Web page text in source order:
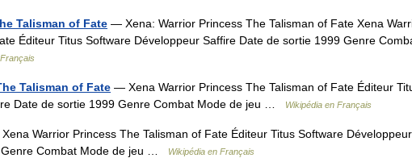
Talisman of Fate — Xena: Warrior Princess The Talisman of Fate Xena
Éditeur Titus Software Développeur Saffire Date de sortie 1999 Genre
Talisman of Fate — Xena Warrior Princess The Talisman of Fate Éditeur
Date de sortie 1999 Genre Combat Mode de jeu …
Wikipédia en Français
Warrior Princess The Talisman of Fate Éditeur Titus Software Développeur
Combat Mode de jeu …
Wikipédia en Français